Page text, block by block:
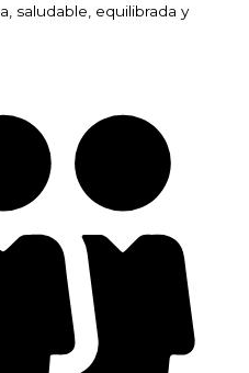
saludable, equilibrada y